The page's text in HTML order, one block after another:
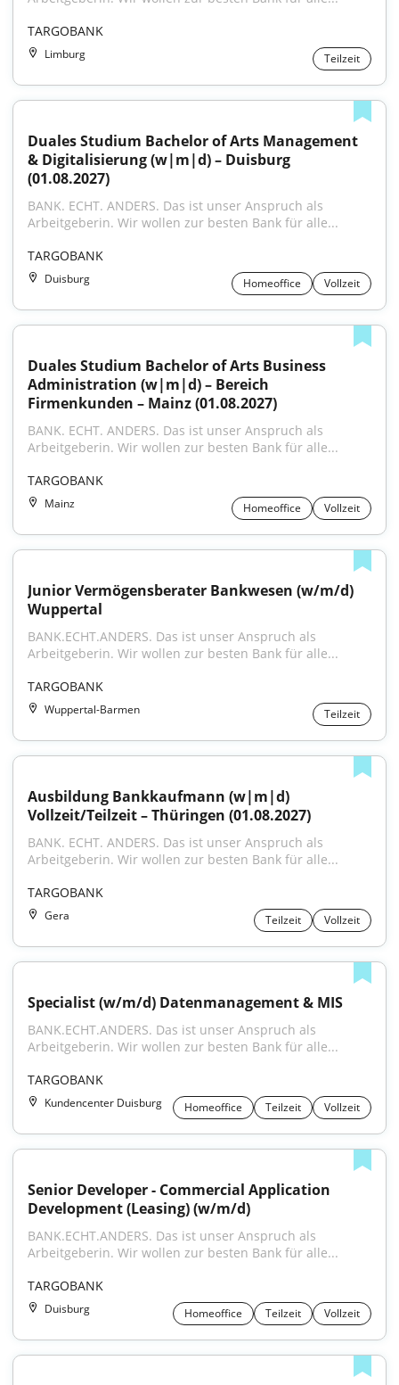
TARGOBANK
Limburg Teilzeit
Duales Studium Bachelor of Arts Management
& Digitalisierung (w|m|d) – Duisburg
(01.08.2027)
BANK. ECHT. ANDERS. Das ist unser Anspruch als
Arbeitgeberin. Wir wollen zur besten Bank für alle...
TARGOBANK
Duisburg Homeoffice Vollzeit
Duales Studium Bachelor of Arts Business
Administration (w|m|d) – Bereich
Firmenkunden – Mainz (01.08.2027)
BANK. ECHT. ANDERS. Das ist unser Anspruch als
Arbeitgeberin. Wir wollen zur besten Bank für alle...
TARGOBANK
Mainz Homeoffice Vollzeit
Junior Vermögensberater Bankwesen (w/m/d)
Wuppertal
BANK.ECHT.ANDERS. Das ist unser Anspruch als
Arbeitgeberin. Wir wollen zur besten Bank für alle...
TARGOBANK
Wuppertal-Barmen Teilzeit
Ausbildung Bankkaufmann (w|m|d)
Vollzeit/Teilzeit – Thüringen (01.08.2027)
BANK. ECHT. ANDERS. Das ist unser Anspruch als
Arbeitgeberin. Wir wollen zur besten Bank für alle...
TARGOBANK
Gera Teilzeit Vollzeit
Specialist (w/m/d) Datenmanagement & MIS
BANK.ECHT.ANDERS. Das ist unser Anspruch als
Arbeitgeberin. Wir wollen zur besten Bank für alle...
TARGOBANK
Kundencenter Duisburg Homeoffice Teilzeit Vollzeit
Senior Developer - Commercial Application
Development (Leasing) (w/m/d)
BANK.ECHT.ANDERS. Das ist unser Anspruch als
Arbeitgeberin. Wir wollen zur besten Bank für alle...
TARGOBANK
Duisburg Homeoffice Teilzeit Vollzeit